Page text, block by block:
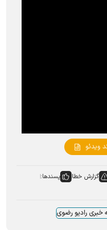
ویدئو
گزارش خطا
پسندها:
خبری رادیو رضوی